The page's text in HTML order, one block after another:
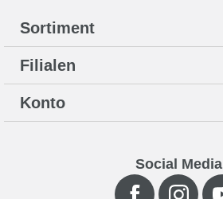
Sortiment
Filialen
Konto
Social Media